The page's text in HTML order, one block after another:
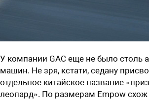
У компании GAC еще не было столь
машин. Не зря, кстати, седану
отдельное китайское название
леопард». По размерам Empow